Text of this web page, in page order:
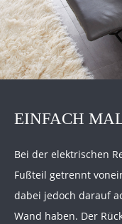
EINFACH
Bei der elektrischen
Fußteil getrennt
dabei jedoch darauf
Wand haben. Der